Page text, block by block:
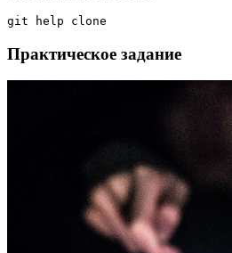
git help clone
Практическое задание